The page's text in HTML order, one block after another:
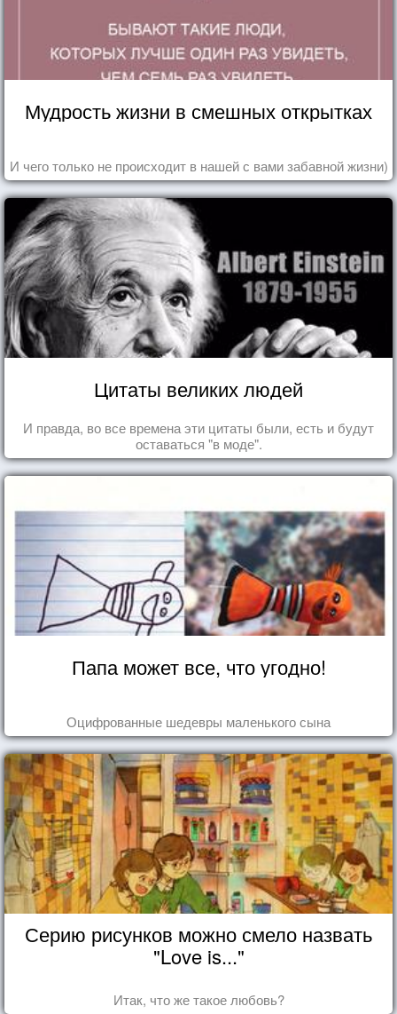
Мудрость жизни в смешных открытках
И чего только не происходит в нашей с вами забавной жизни)
Цитаты великих людей
И правда, во все времена эти цитаты были, есть и будут
оставаться "в моде".
Папа может все, что угодно!
Оцифрованные шедевры маленького сына
Серию рисунков можно смело назвать
"Love is..."
Итак, что же такое любовь?